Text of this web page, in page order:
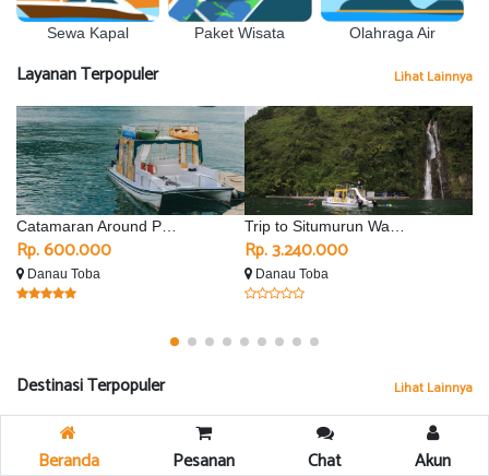
Sewa Kapal Paket Wisata Olahraga Air
Layanan Terpopuler Lihat Lainnya
Rp. 600.000
Danau Toba
Rp. 3.240.000
Danau Toba
Destinasi Terpopuler Lihat Lainnya
Beranda Pesanan Chat Akun